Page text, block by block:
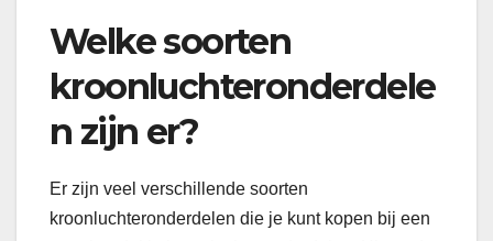
Welke soorten
kroonluchteronderdele
n zijn er?
Er zijn veel verschillende soorten
kroonluchteronderdelen die je kunt kopen bij een